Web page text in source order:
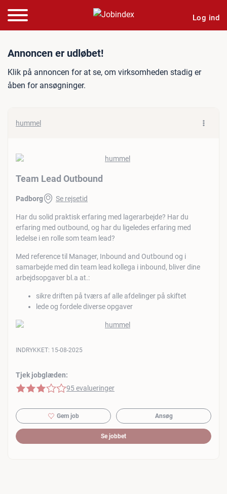
Log ind
Jobannonce: Team Lead
Annoncen er udløbet!
Klik på annoncen for at se, om virksomheden stadig er
åben for ansøgninger.
hummel
Team Lead Outbound
Padborg Se rejsetid
Har du solid praktisk erfaring med lagerarbejde? Har du
erfaring med outbound, og har du ligeledes erfaring med
ledelse i en rolle som team lead?
Med reference til Manager, Inbound and Outbound og i
samarbejde med din team lead kollega i inbound, bliver dine
arbejdsopgaver bl.a at.:
sikre driften på tværs af alle afdelinger på skiftet
lede og fordele diverse opgaver
Tjek jobglæden:
3 af 5 stjerner
95 evalueringer
INDRYKKET: 15-08-2025
Gem job Ansøg
Se jobbet